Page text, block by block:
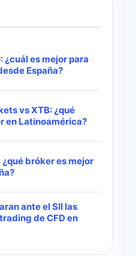
¿cuál es mejor para
España?
vs XTB: ¿qué
en Latinoamérica?
¿qué bróker es mejor
ante el SII las
de CFD en